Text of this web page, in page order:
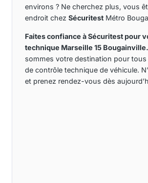
environs ? Ne cherchez plus, vous
endroit chez Sécuritest Métro
Faites confiance à Sécuritest pour
technique Marseille 15 Bougainville.
sommes votre destination pour
de contrôle technique de véhicule.
et prenez rendez-vous dès